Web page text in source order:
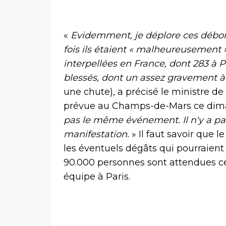
« Evidemment, je déplore ces
fois ils étaient « malheureusement
interpellées en France, dont 283 à
blessés, dont un assez gravement
une chute), a précisé le ministre
prévue au Champs-de-Mars ce
pas le même événement. Il n'y a
manifestation. » Il faut savoir que
les éventuels dégâts qui
90.000 personnes sont attendues
équipe à Paris.